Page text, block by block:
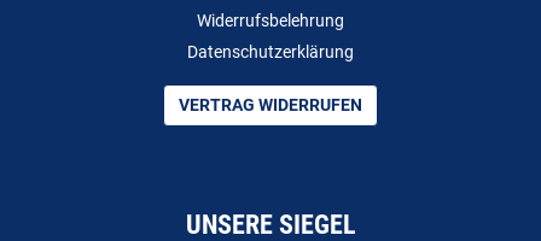
Widerrufsbelehrung
Datenschutzerklärung
VERTRAG WIDERRUFEN
UNSERE SIEGEL